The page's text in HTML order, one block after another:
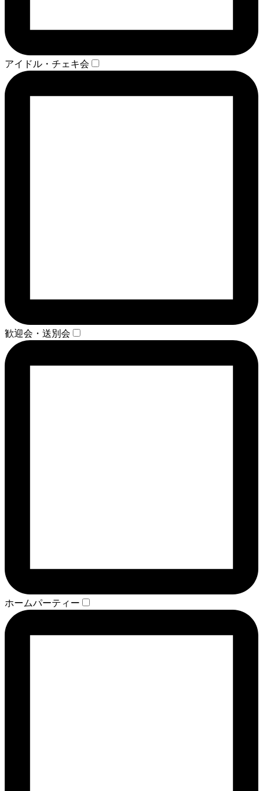
アイドル・チェキ会
歓迎会・送別会
ホームパーティー